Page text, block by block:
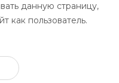
данную страницу,
как пользователь.